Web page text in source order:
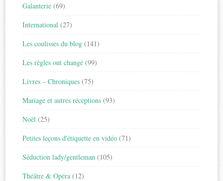
Galanterie (69)
International (27)
Les coulisses du blog (141)
Les règles ont changé (99)
Livres – Chroniques (75)
Mariage et autres réceptions (93)
Noël (25)
Petites leçons d'étiquette en vidéo (71)
Séduction lady/gentleman (105)
Théâtre & Opéra (12)